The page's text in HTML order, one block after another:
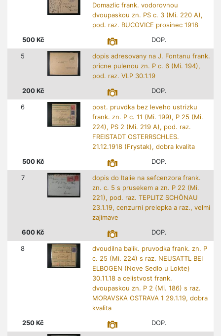
Domazlic frank. vodorovnou
dvoupaskou zn. PS c. 3 (Mi. 220 A),
pod. raz. BUCOVICE prosinec 1918
500 Kč DOP.
5
dopis adresovany na J. Fontanu frank.
pricne pulenou zn. P c. 6 (Mi. 194),
pod. raz. VLP 30.1.19
200 Kč DOP.
6
post. pruvdka bez leveho ustrizku
frank. zn. P c. 11 (Mi. 199), P 25 (Mi.
224), PS 2 (Mi. 219 A), pod. raz.
FREISTADT OSTERRSCHLES.
21.12.1918 (Frystak), dobra kvalita
500 Kč DOP.
7
dopis do Italie na sefcenzora frank.
zn. c. 5 s prusekem a zn. P 22 (Mi.
221), pod. raz. TEPLITZ SCHÖNAU
23.1.19, cenzurni prelepka a raz., velmi
zajimave
600 Kč DOP.
8
dvoudilna balik. pruvodka frank. zn. P
c. 25 (Mi. 224) s raz. NEUSATTL BEI
ELBOGEN (Nove Sedlo u Lokte)
30.11.18 a celistvost frank.
dvoupaskou zn. P 2 (Mi. 186) s raz.
MORAVSKA OSTRAVA 1 29.1.19, dobra
kvalita
250 Kč DOP.